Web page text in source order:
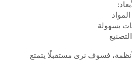
بسهولة
فسوف نرى مستقبلًا يتمتع